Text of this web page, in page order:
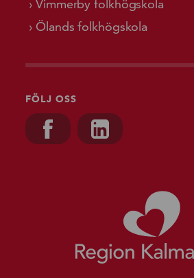
Vimmerby folkhögskola
Ölands folkhögskola
FÖLJ OSS
Besök oss på, Facebook
Besök oss på, Linkedin